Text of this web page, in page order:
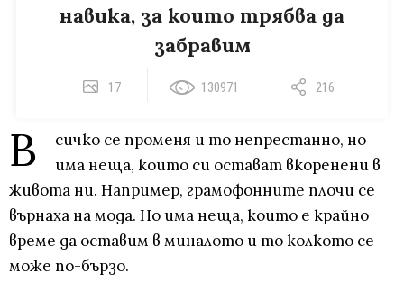
навика, за които трябва да
забравим
17 130971 216
В
сичко се променя и то непрестанно, но
има неща, които си остават вкоренени в
живота ни. Например, грамофонните плочи се
върнаха на мода. Но има неща, които е крайно
време да оставим в миналото и то колкото се
може по-бързо.